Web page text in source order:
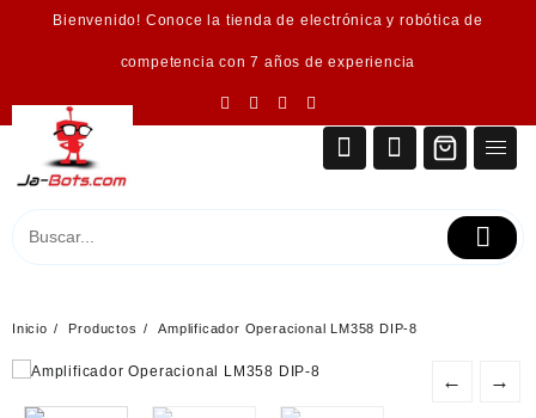
Bienvenido! Conoce la tienda de electrónica y robótica de
competencia con 7 años de experiencia
Inicio Productos Amplificador Operacional LM358 DIP-8
← →